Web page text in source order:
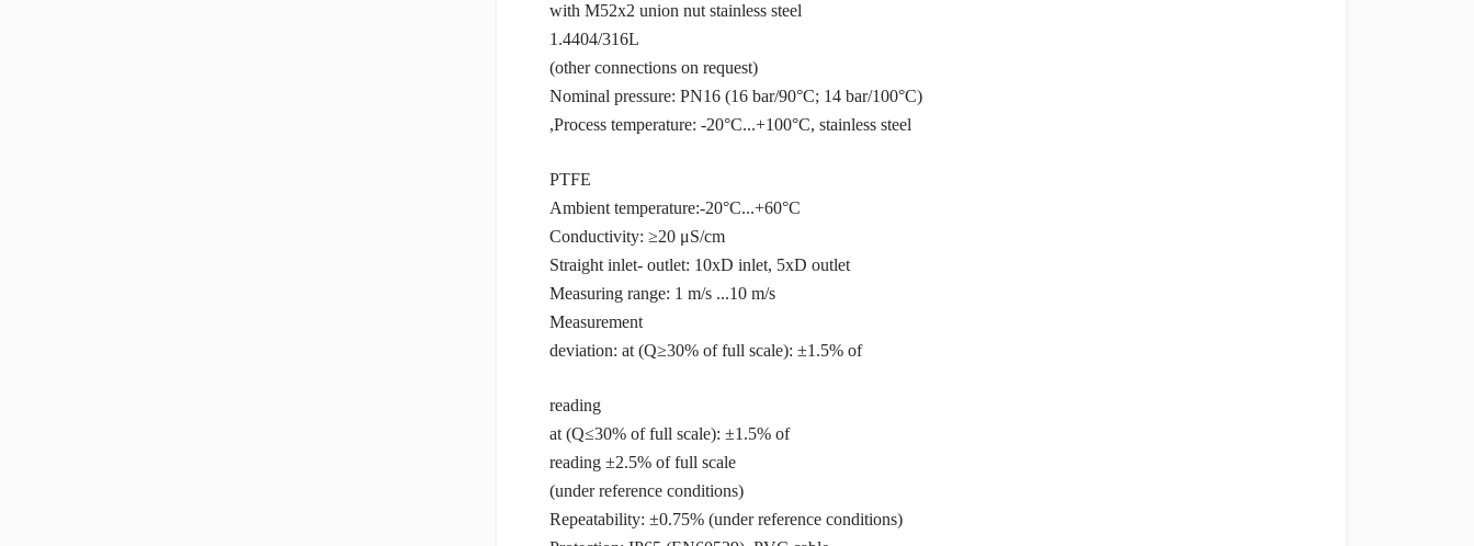
with M52x2 union nut stainless steel
1.4404/316L
(other connections on request)
Nominal pressure: PN16 (16 bar/90°C; 14 bar/100°C)
Process temperature: -20°C...+100°C, stainless steel,
PTFE
Ambient temperature:-20°C...+60°C
Conductivity: ≥20 μS/cm
Straight inlet- outlet: 10xD inlet, 5xD outlet
Measuring range: 1 m/s ...10 m/s
Measurement
deviation: at (Q≥30% of full scale): ±1.5% of
reading
at (Q≤30% of full scale): ±1.5% of
reading ±2.5% of full scale
(under reference conditions)
Repeatability: ±0.75% (under reference conditions)